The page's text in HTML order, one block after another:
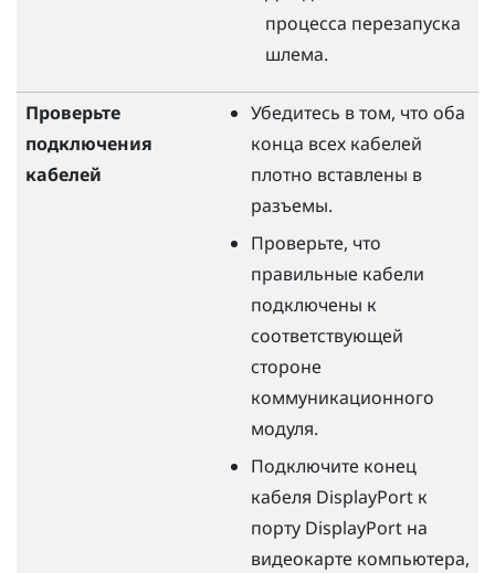
процесса перезапуска
шлема.
Проверьте
подключения
кабелей
Убедитесь в том, что оба
конца всех кабелей
плотно вставлены в
разъемы.
Проверьте, что
правильные кабели
подключены к
соответствующей
стороне
коммуникационного
модуля.
Подключите конец
кабеля DisplayPortк
порту DisplayPortна
видеокарте компьютера,